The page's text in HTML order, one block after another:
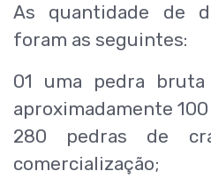
As quantidade de
foram as seguintes:
01 uma pedra
aproximadamente
280 pedras de
comercialização;